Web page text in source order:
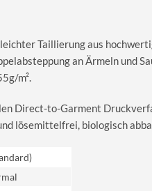
Taillierung aus
an Ärmeln und
m².
Direct-to-Garment
lösemittelfrei, biologisch